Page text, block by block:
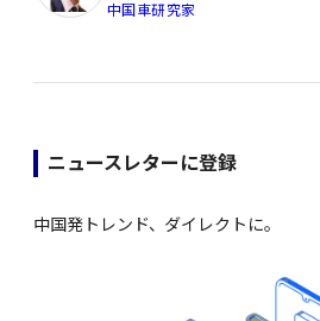
中国車研究家
ニュースレターに登録
中国発トレンド、ダイレクトに。